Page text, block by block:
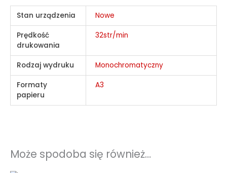
Stan urządzenia Nowe
Prędkość
drukowania
32str/min
Rodzaj wydruku Monochromatyczny
Formaty
papieru
A3
Może spodoba się również…